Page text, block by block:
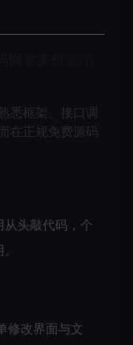
悉框架、接口调
在正规免费源码
头敲代码，个
修改界面与文